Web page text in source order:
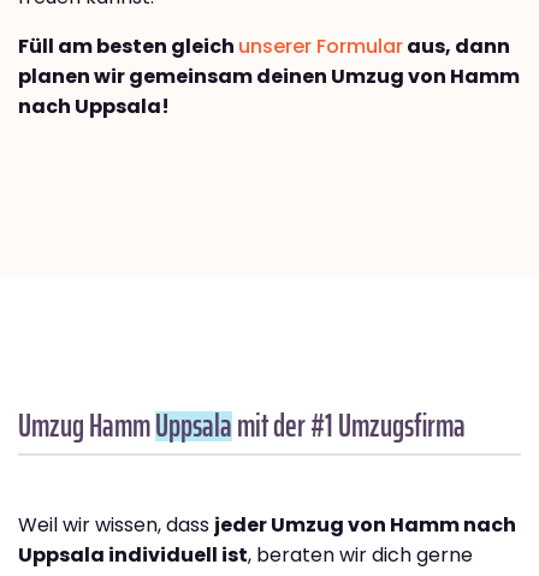
Füll am besten gleich unserer Formularaus, dann
planen wir gemeinsam deinen Umzug von Hamm
nach Uppsala!
Umzug HammUppsalamit der #1 Umzugsfirma
Weil wir wissen, dass jeder Umzug von Hamm nach
Uppsala individuell ist, beraten wir dich gerne